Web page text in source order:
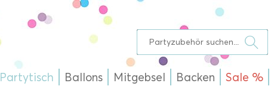
Partytisch Ballons Mitgebsel Backen Sale %